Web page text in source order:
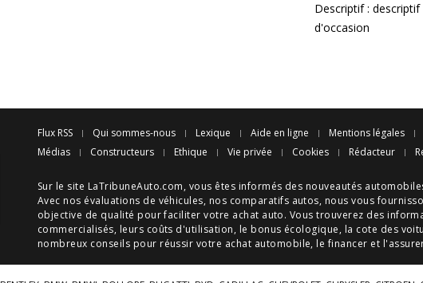
Descriptif :
d'occasion
Flux RSS Qui sommes-nous Lexique Aide en ligne Mentions légales
Médias
Constructeurs Ethique Vie privée Cookies Rédacteur
Sur le site LaTribuneAuto.com, vous êtes informés des nouveautés
Avec nos évaluations de véhicules, nos comparatifs autos, nous vous
objective de qualité pour faciliter votre achat auto. Vous trouverez des
commercialisés, leurs coûts d'utilisation, le bonus écologique, la cote des
nombreux conseils pour réussir votre achat automobile, le financer et